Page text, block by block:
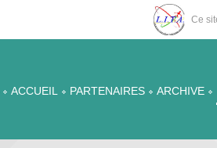
Ce
ACCUEIL PARTENAIRES ARCHIVE